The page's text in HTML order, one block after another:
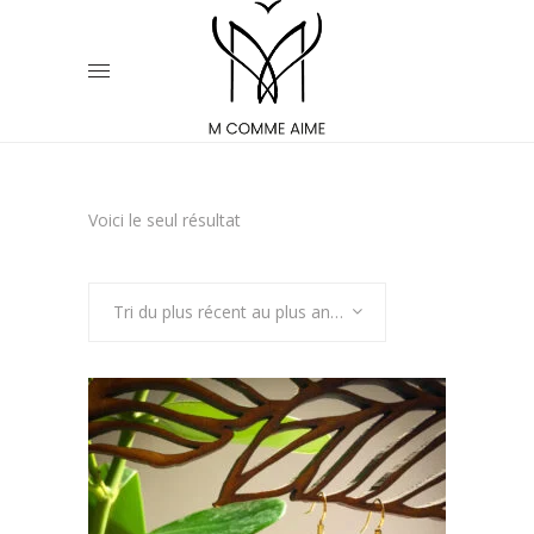
Voici le seul résultat
Tri du plus récent au plus ancien
BOUCLES D’OREILLES EN BOIS AILES
D’ANGE POUR FEMME